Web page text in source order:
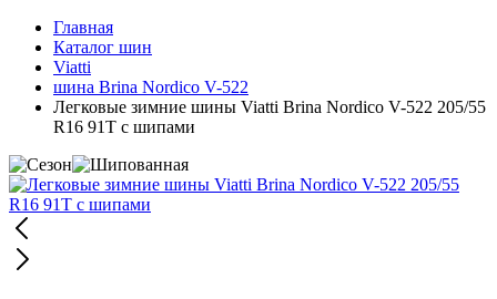
Главная
Каталог шин
Viatti
шина Brina Nordico V-522
Легковые зимние шины Viatti Brina Nordico V-522 205/55
R16 91T с шипами